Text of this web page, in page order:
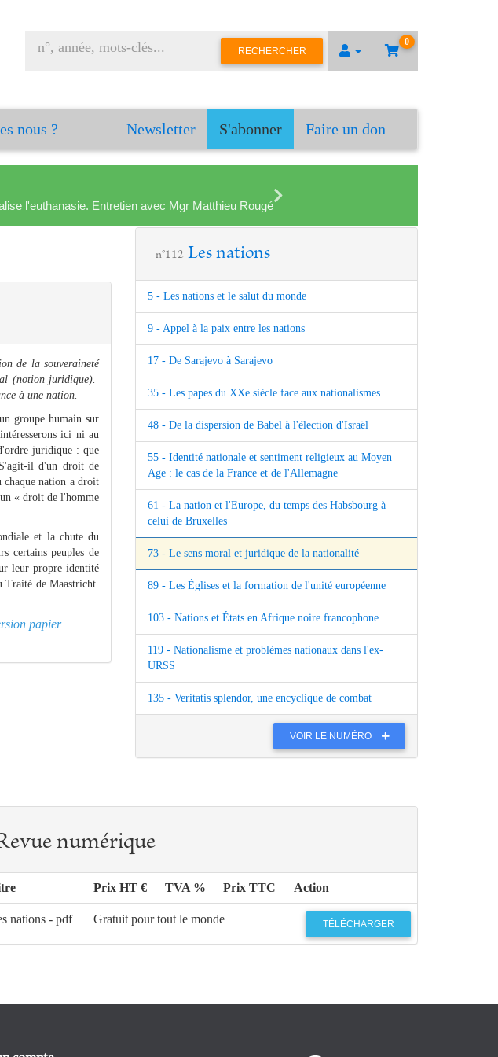
0
RECHERCHER
nous ? Newsletter S'abonner Faire un don
l'euthanasie. Entretien avec Mgr Matthieu Rougé
de la souveraineté
(notion juridique).
à une nation.
groupe humain sur
ici ni au
juridique : que
il d'un droit de
nation a droit
« droit de l'homme
et la chute du
certains peuples de
leur propre identité
Traité de Maastricht.
papier
n°112 Les nations
5 - Les nations et le salut du monde
9 - Appel à la paix entre les nations
17 - De Sarajevo à Sarajevo
35 - Les papes du XXe siècle face aux nationalismes
48 - De la dispersion de Babel à l'élection d'Israël
55 - Identité nationale et sentiment religieux au Moyen
Age : le cas de la France et de l'Allemagne
61 - La nation et l'Europe, du temps des Habsbourg à
celui de Bruxelles
73 - Le sens moral et juridique de la nationalité
89 - Les Églises et la formation de l'unité européenne
103 - Nations et États en Afrique noire francophone
119 - Nationalisme et problèmes nationaux dans l'ex-
URSS
135 - Veritatis splendor, une encyclique de combat
VOIR LE NUMÉRO
numérique
Prix HT € TVA % Prix TTC Action
nations - pdf Gratuit pour tout le monde TÉLÉCHARGER